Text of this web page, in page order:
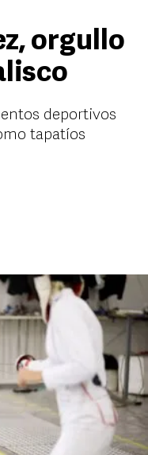
orgullo
deportivos
tapatíos